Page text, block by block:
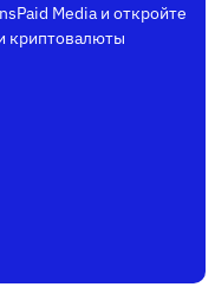
Media и откройте
криптовалюты